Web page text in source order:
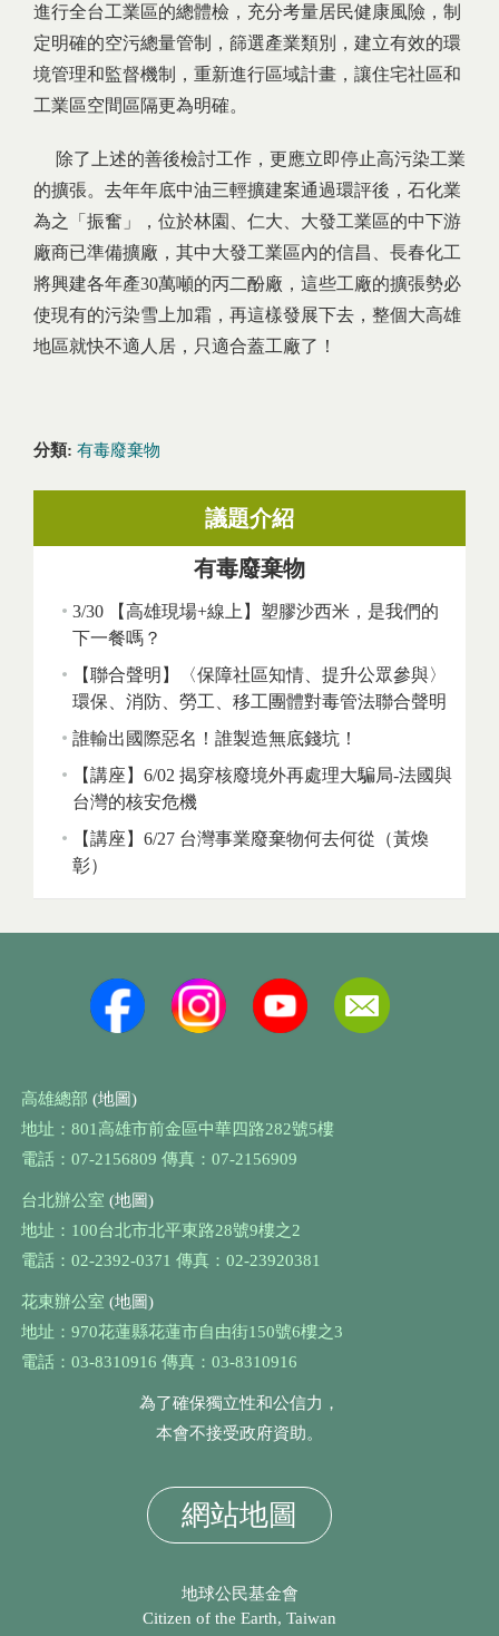
進行全台工業區的總體檢，充分考量居民健康風險，制
定明確的空污總量管制，篩選產業類別，建立有效的環
境管理和監督機制，重新進行區域計畫，讓住宅社區和
工業區空間區隔更為明確。
除了上述的善後檢討工作，更應立即停止高污染工業
的擴張。去年年底中油三輕擴建案通過環評後，石化業
為之「振奮」，位於林園、仁大、大發工業區的中下游
廠商已準備擴廠，其中大發工業區內的信昌、長春化工
將興建各年產30萬噸的丙二酚廠，這些工廠的擴張勢必
使現有的污染雪上加霜，再這樣發展下去，整個大高雄
地區就快不適人居，只適合蓋工廠了！
分類: 有毒廢棄物
議題介紹
有毒廢棄物
3/30 【高雄現場+線上】塑膠沙西米，是我們的
下一餐嗎？
【聯合聲明】〈保障社區知情、提升公眾參與〉
環保、消防、勞工、移工團體對毒管法聯合聲明
誰輸出國際惡名！誰製造無底錢坑！
【講座】6/02 揭穿核廢境外再處理大騙局-法國與
台灣的核安危機
【講座】6/27 台灣事業廢棄物何去何從（黃煥
彰）
高雄總部 (地圖)
地址：801高雄市前金區中華四路282號5樓
電話：07-2156809 傳真：07-2156909
台北辦公室 (地圖)
地址：100台北市北平東路28號9樓之2
電話：02-2392-0371 傳真：02-23920381
花東辦公室 (地圖)
地址：970花蓮縣花蓮市自由街150號6樓之3
電話：03-8310916 傳真：03-8310916
為了確保獨立性和公信力，
本會不接受政府資助。
網站地圖
地球公民基金會
Citizen of the Earth, Taiwan